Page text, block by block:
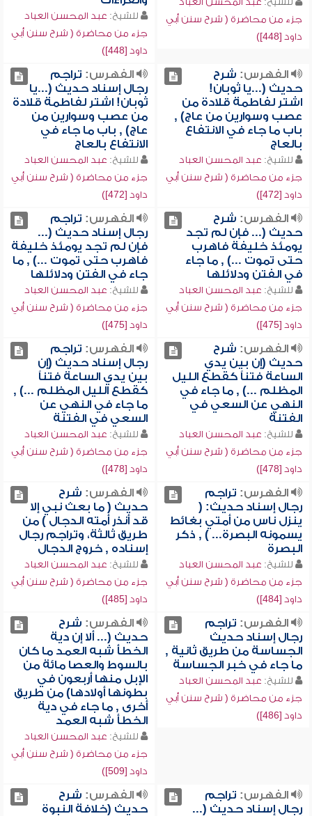
جزء من محاضرة ( شرح سنن أبي
داود [448])
للشيخ: عبد المحسن العباد
جزء من محاضرة ( شرح سنن أبي
داود [448])
الفهرس: شرح
حديث (...يا ثوبان!
اشتر لفاطمة قلادة من
عصب وسوارين من عاج) ,
باب ما جاء في الانتفاع
بالعاج
للشيخ: عبد المحسن العباد
جزء من محاضرة ( شرح سنن أبي
داود [472])
الفهرس: تراجم
رجال إسناد حديث (...يا
ثوبان! اشتر لفاطمة قلادة
من عصب وسوارين من
عاج) , باب ما جاء في
الانتفاع بالعاج
للشيخ: عبد المحسن العباد
جزء من محاضرة ( شرح سنن أبي
داود [472])
الفهرس: شرح
حديث (... فإن لم تجد
يومئذ خليفة فاهرب
حتى تموت ...) , ما جاء
في الفتن ودلائلها
للشيخ: عبد المحسن العباد
جزء من محاضرة ( شرح سنن أبي
داود [475])
الفهرس: تراجم
رجال إسناد حديث (...
فإن لم تجد يومئذ خليفة
فاهرب حتى تموت ...) , ما
جاء في الفتن ودلائلها
للشيخ: عبد المحسن العباد
جزء من محاضرة ( شرح سنن أبي
داود [475])
الفهرس: شرح
حديث (إن بين يدي
الساعة فتناً كقطع الليل
المظلم ...) , ما جاء في
النهي عن السعي في
الفتنة
للشيخ: عبد المحسن العباد
جزء من محاضرة ( شرح سنن أبي
داود [478])
الفهرس: تراجم
رجال إسناد حديث (إن
بين يدي الساعة فتناً
كقطع الليل المظلم ...) ,
ما جاء في النهي عن
السعي في الفتنة
للشيخ: عبد المحسن العباد
جزء من محاضرة ( شرح سنن أبي
داود [478])
الفهرس: تراجم
رجال إسناد حديث: (
ينزل ناس من أمتي بغائط
يسمونه البصرة... ) , ذكر
البصرة
للشيخ: عبد المحسن العباد
جزء من محاضرة ( شرح سنن أبي
داود [484])
الفهرس: شرح
حديث ( ما بعث نبي إلا
قد أنذر أمته الدجال ) من
طريق ثالثة، وتراجم رجال
إسناده , خروج الدجال
للشيخ: عبد المحسن العباد
جزء من محاضرة ( شرح سنن أبي
داود [485])
الفهرس: تراجم
رجال إسناد حديث
الجساسة من طريق ثانية ,
ما جاء في خبر الجساسة
للشيخ: عبد المحسن العباد
جزء من محاضرة ( شرح سنن أبي
داود [486])
الفهرس: شرح
حديث (... ألا إن دية
الخطأ شبه العمد ما كان
بالسوط والعصا مائة من
الإبل منها أربعون في
بطونها أولادها) من طريق
أخرى , ما جاء في دية
الخطأ شبه العمد
للشيخ: عبد المحسن العباد
جزء من محاضرة ( شرح سنن أبي
داود [509])
الفهرس: تراجم
رجال إسناد حديث (...
الفهرس: شرح
حديث (خلافة النبوة